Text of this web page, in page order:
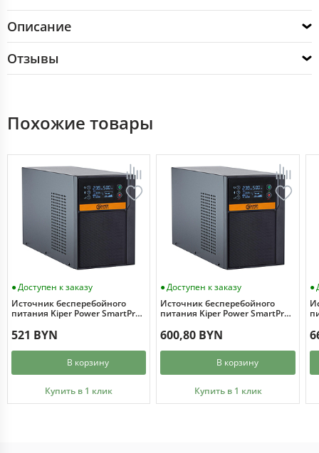
Описание
Отзывы
Похожие товары
Доступен к заказу
Источник бесперебойного
питания Kiper Power SmartPro
521 BYN
В корзину
Купить в 1 клик
Доступен к заказу
Источник бесперебойного
питания Kiper Power SmartPro
600,80 BYN
В корзину
Купить в 1 клик